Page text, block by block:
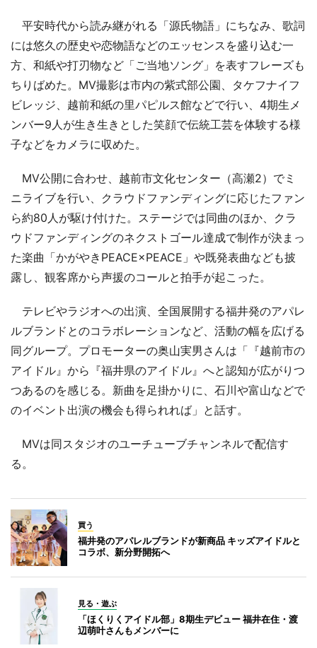
平安時代から読み継がれる「源氏物語」にちなみ、歌詞
には悠久の歴史や恋物語などのエッセンスを盛り込む一
方、和紙や打刃物など「ご当地ソング」を表すフレーズも
ちりばめた。MV撮影は市内の紫式部公園、タケフナイフ
ビレッジ、越前和紙の里パピルス館などで行い、4期生メ
ンバー9人が生き生きとした笑顔で伝統工芸を体験する様
子などをカメラに収めた。
MV公開に合わせ、越前市文化センター（高瀬2）でミ
ニライブを行い、クラウドファンディングに応じたファン
ら約80人が駆け付けた。ステージでは同曲のほか、クラ
ウドファンディングのネクストゴール達成で制作が決まっ
た楽曲「かがやきPEACE×PEACE」や既発表曲なども披
露し、観客席から声援のコールと拍手が起こった。
テレビやラジオへの出演、全国展開する福井発のアパレ
ルブランドとのコラボレーションなど、活動の幅を広げる
同グループ。プロモーターの奥山実男さんは「『越前市の
アイドル』から『福井県のアイドル』へと認知が広がりつ
つあるのを感じる。新曲を足掛かりに、石川や富山などで
のイベント出演の機会も得られれば」と話す。
MVは同スタジオのユーチューブチャンネルで配信す
る。
買う
福井発のアパレルブランドが新商品 キッズアイドルと
コラボ、新分野開拓へ
見る・遊ぶ
「ほくりくアイドル部」8期生デビュー 福井在住・渡
辺萌叶さんもメンバーに